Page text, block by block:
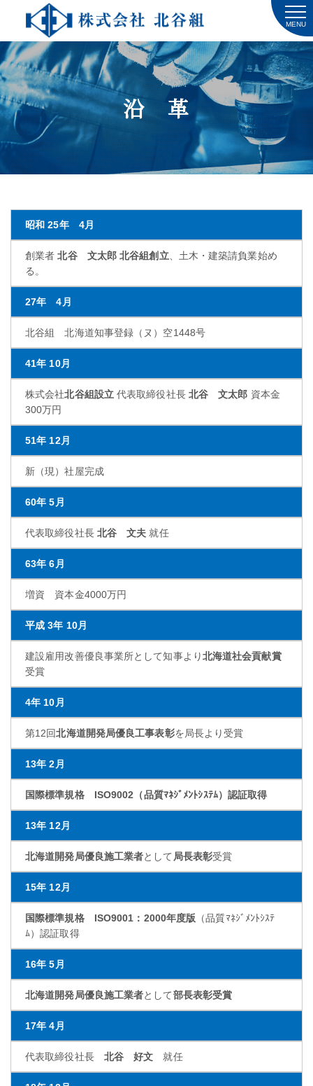
沿 革
MENU
昭和 25年 4月
創業者北谷 文太郎 北谷組創立、土木・建築請負業始め
る。
27年 4月
北谷組 北海道知事登録（ヌ）空1448号
41年 10月
株式会社北谷組設立代表取締役社長 北谷 文太郎 資本金
300万円
51年 12月
新（現）社屋完成
60年 5月
代表取締役社長 北谷 文夫 就任
63年 6月
増資 資本金4000万円
平成 3年 10月
建設雇用改善優良事業所として知事より北海道社会貢献賞
受賞
4年 10月
第12回北海道開発局優良工事表彰を局長より受賞
13年 2月
国際標準規格 ISO9002（品質ﾏﾈｼﾞﾒﾝﾄｼｽﾃﾑ）認証取得
13年 12月
北海道開発局優良施工業者として 局長表彰受賞
15年 12月
国際標準規格 ISO9001：2000年度版 （品質ﾏﾈｼﾞﾒﾝﾄｼｽﾃ
ﾑ）認証取得
16年 5月
北海道開発局優良施工業者として部長表彰受賞
17年 4月
代表取締役社長 北谷 好文 就任